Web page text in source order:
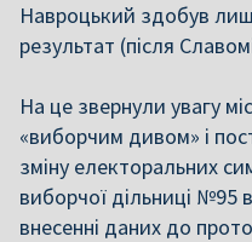
Навроцький здобув
результат (після
На це звернули увагу
«виборчим дивом» і
зміну електоральних
виборчої дільниці №95
внесенні даних до